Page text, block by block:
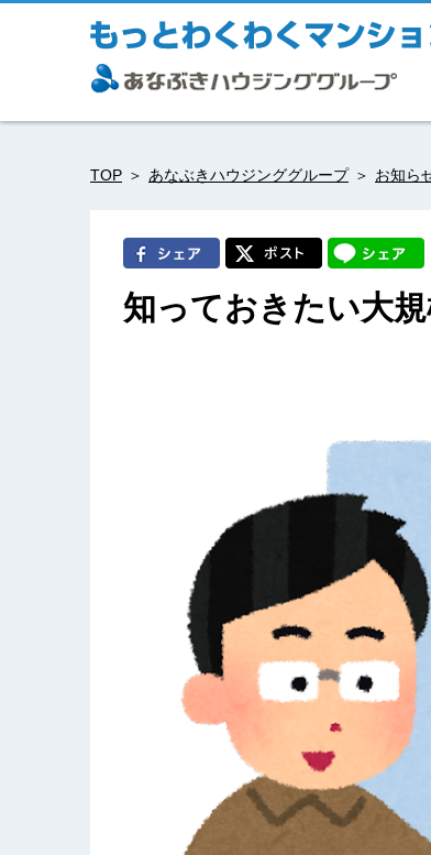
TOP あなぶきハウジンググループ お知ら
知っておきたい大規